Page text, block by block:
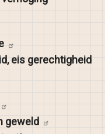
eis gerechtigheid
geweld